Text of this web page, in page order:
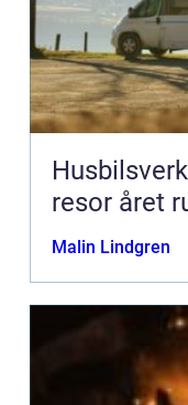
resor året
Malin Lindgren